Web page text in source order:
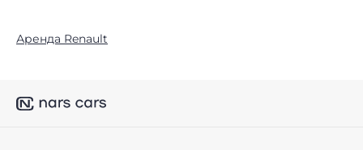
Аренда Renault